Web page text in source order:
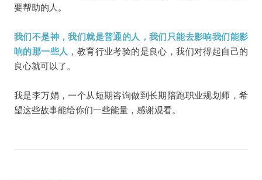
要帮助的人。
我们不是神，我们就是普通的人，我们只能去影响我们能影
响的那一些人 ，教育行业考验的是良心，我们对得起自己的
良心就可以了。
我是李万娟，一个从短期咨询做到长期陪跑职业规划师，希
望这些故事能给你们一些能量，感谢观看。